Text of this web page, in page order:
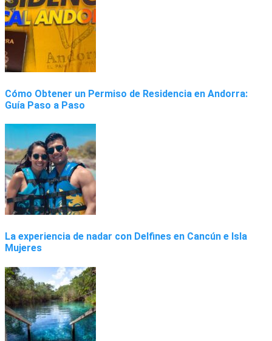
Cómo Obtener un Permiso de Residencia en Andorra:
Guía Paso a Paso
La experiencia de nadar con Delfines en Cancún e Isla
Mujeres